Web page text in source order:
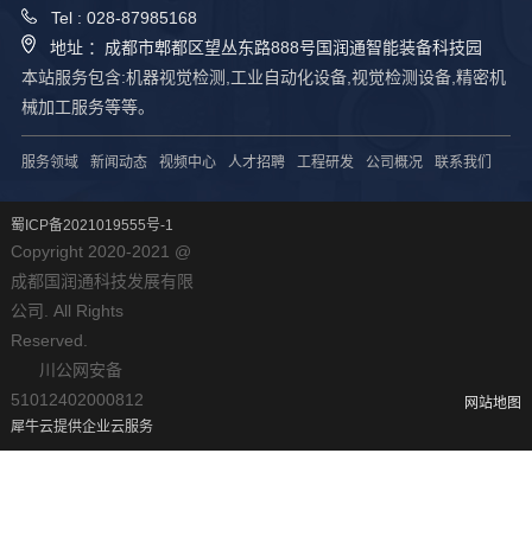
Tel : 028-87985168
地址 ：成都市郫都区望丛东路888号国润通智能装备科技园
本站服务包含:机器视觉检测,工业自动化设备,视觉检测设备,精密机
械加工服务等等。
服务领域 新闻动态 视频中心 人才招聘 工程研发 公司概况 联系我们
蜀ICP备2021019555号-1
Copyright 2020-2021 @
成都国润通科技发展有限
公司. All Rights
Reserved.
川公网安备
51012402000812
犀牛云提供企业云服务
网站地图